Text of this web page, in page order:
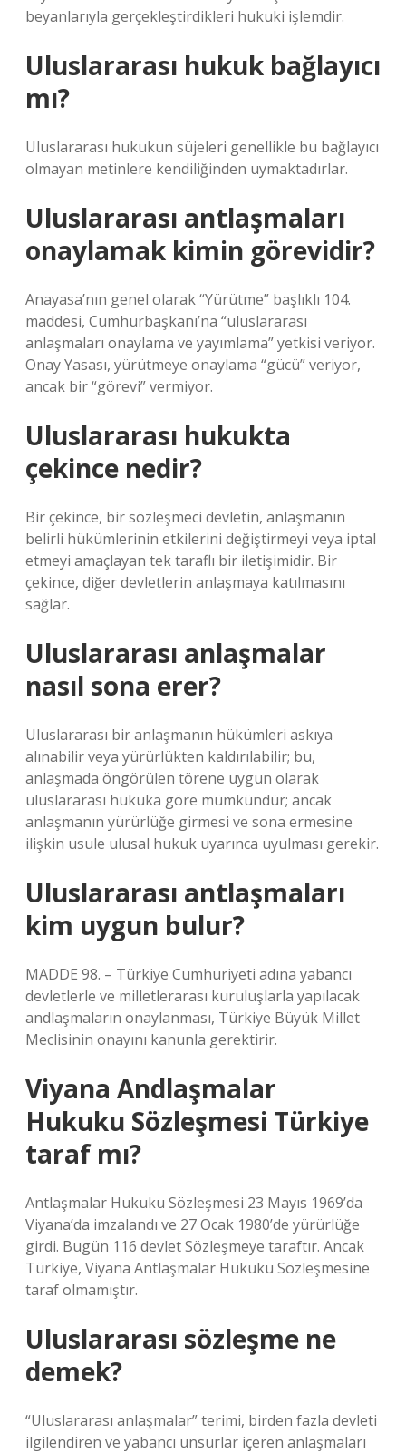
beyanlarıyla gerçekleştirdikleri hukuki işlemdir.
Uluslararası hukuk bağlayıcı
mı?
Uluslararası hukukun süjeleri genellikle bu bağlayıcı
olmayan metinlere kendiliğinden uymaktadırlar.
Uluslararası antlaşmaları
onaylamak kimin görevidir?
Anayasa’nın genel olarak “Yürütme” başlıklı 104.
maddesi, Cumhurbaşkanı’na “uluslararası
anlaşmaları onaylama ve yayımlama” yetkisi veriyor.
Onay Yasası, yürütmeye onaylama “gücü” veriyor,
ancak bir “görevi” vermiyor.
Uluslararası hukukta
çekince nedir?
Bir çekince, bir sözleşmeci devletin, anlaşmanın
belirli hükümlerinin etkilerini değiştirmeyi veya iptal
etmeyi amaçlayan tek taraflı bir iletişimidir. Bir
çekince, diğer devletlerin anlaşmaya katılmasını
sağlar.
Uluslararası anlaşmalar
nasıl sona erer?
Uluslararası bir anlaşmanın hükümleri askıya
alınabilir veya yürürlükten kaldırılabilir; bu,
anlaşmada öngörülen törene uygun olarak
uluslararası hukuka göre mümkündür; ancak
anlaşmanın yürürlüğe girmesi ve sona ermesine
ilişkin usule ulusal hukuk uyarınca uyulması gerekir.
Uluslararası antlaşmaları
kim uygun bulur?
MADDE 98. – Türkiye Cumhuriyeti adına yabancı
devletlerle ve milletlerarası kuruluşlarla yapılacak
andlaşmaların onaylanması, Türkiye Büyük Millet
Meclisinin onayını kanunla gerektirir.
Viyana Andlaşmalar
Hukuku Sözleşmesi Türkiye
taraf mı?
Antlaşmalar Hukuku Sözleşmesi 23 Mayıs 1969’da
Viyana’da imzalandı ve 27 Ocak 1980’de yürürlüğe
girdi. Bugün 116 devlet Sözleşmeye taraftır. Ancak
Türkiye, Viyana Antlaşmalar Hukuku Sözleşmesine
taraf olmamıştır.
Uluslararası sözleşme ne
demek?
“Uluslararası anlaşmalar” terimi, birden fazla devleti
ilgilendiren ve yabancı unsurlar içeren anlaşmaları